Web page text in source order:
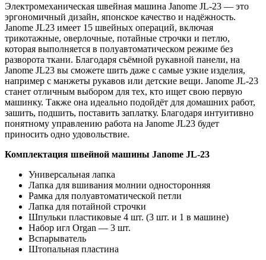
Электромеханическая швейная машина Janome JL-23 — это
эргономичный дизайн, японское качество и надёжность.
Janome JL23 имеет 15 швейных операций, включая
трикотажные, оверлочные, потайные строчки и петлю,
которая выполняется в полуавтоматическом режиме без
разворота ткани. Благодаря съёмной рукавной панели, на
Janome JL23 вы сможете шить даже с самые узкие изделия,
например с манжеты рукавов или детские вещи. Janome JL-23
станет отличным выбором для тех, кто ищет свою первую
машинку. Также она идеально подойдёт для домашних работ,
зашить, подшить, поставить заплатку. Благодаря интуитивно
понятному управлению работа на Janome JL23 будет
приносить одно удовольствие.
Комплектация швейной машины Janome JL-23
Универсальная лапка
Лапка для вшивания молнии односторонняя
Рамка для полуавтоматической петли
Лапка для потайной строчки
Шпульки пластиковые 4 шт. (3 шт. и 1 в машине)
Набор игл Organ — 3 шт.
Вспарыватель
Штопальная пластина